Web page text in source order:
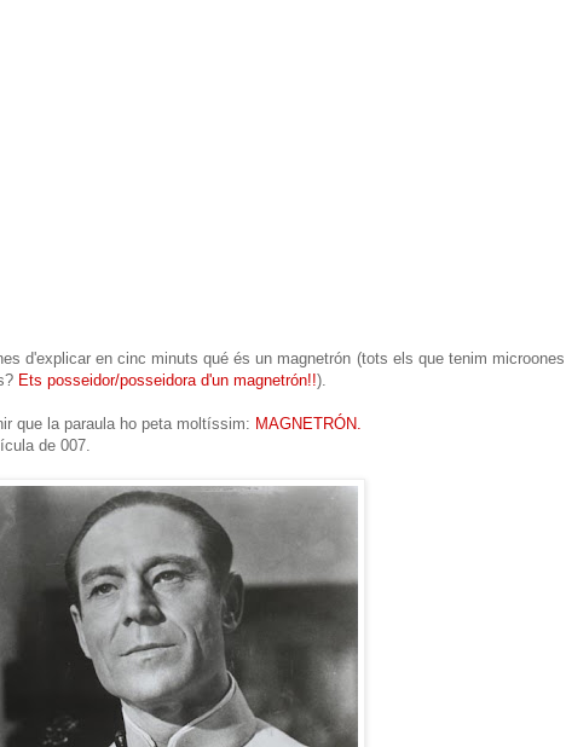
d'explicar en cinc minuts qué és un magnetrón (tots els que tenim microones
Ets posseidor/posseidora d'un magnetrón!!).
que la paraula ho peta moltíssim: MAGNETRÓN.
de 007.